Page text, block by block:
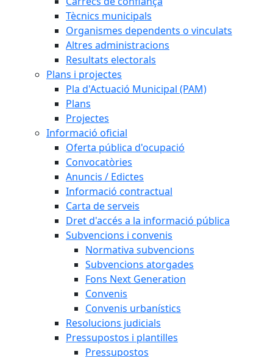
Tècnics municipals
Organismes dependents o vinculats
Altres administracions
Resultats electorals
Plans i projectes
Pla d'Actuació Municipal (PAM)
Plans
Projectes
Informació oficial
Oferta pública d'ocupació
Convocatòries
Anuncis / Edictes
Informació contractual
Carta de serveis
Dret d'accés a la informació pública
Subvencions i convenis
Normativa subvencions
Subvencions atorgades
Fons Next Generation
Convenis
Convenis urbanístics
Resolucions judicials
Pressupostos i plantilles
Pressupostos